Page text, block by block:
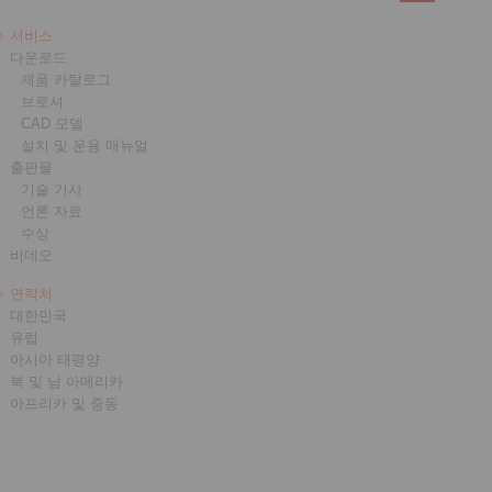
서비스
다운로드
제품 카탈로그
브로셔
CAD 모델
설치 및 운용 매뉴얼
출판물
기술 기사
언론 자료
수상
비데오
연락처
대한민국
유럽
아시아 태평양
북 및 남 아메리카
아프리카 및 중동